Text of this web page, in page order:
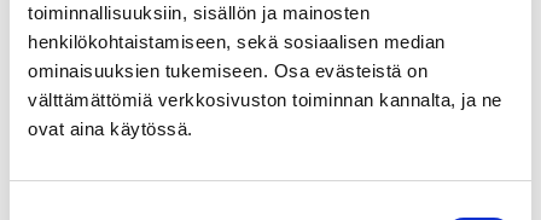
toiminnallisuuksiin, sisällön ja mainosten
henkilökohtaistamiseen, sekä sosiaalisen median
ominaisuuksien tukemiseen. Osa evästeistä on
välttämättömiä verkkosivuston toiminnan kannalta, ja ne
ovat aina käytössä.
SPORTS
Frisbeegolf
REGISTRATION PERIOD
Tu 2.6.2026 at 12:00 - Mo 13.7.2026 at 22:00